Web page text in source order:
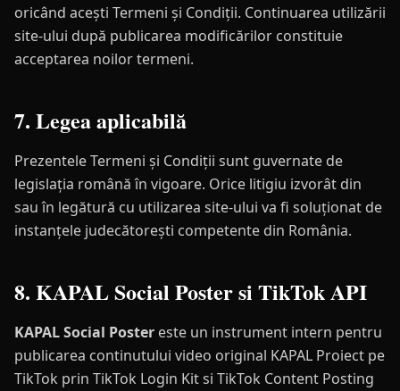
oricând acești Termeni și Condiții. Continuarea utilizării
site-ului după publicarea modificărilor constituie
acceptarea noilor termeni.
7. Legea aplicabilă
Prezentele Termeni și Condiții sunt guvernate de
legislația română în vigoare. Orice litigiu izvorât din
sau în legătură cu utilizarea site-ului va fi soluționat de
instanțele judecătorești competente din România.
8. KAPAL Social Poster si TikTok API
KAPAL Social Poster este un instrument intern pentru
publicarea continutului video original KAPAL Proiect pe
TikTok prin TikTok Login Kit si TikTok Content Posting